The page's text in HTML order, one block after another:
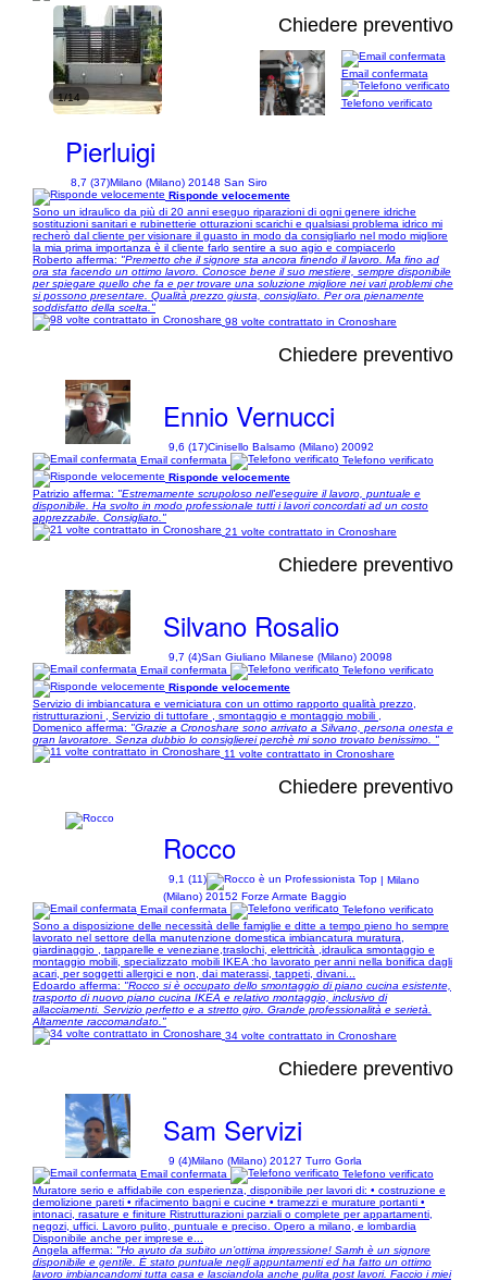
1/14
Chiedere preventivo
Pierluigi
8,7 (37)Milano (Milano) 20148 San Siro
Email confermata
Telefono verificato
Risponde velocemente
Sono un idraulico da più di 20 anni eseguo riparazioni di ogni genere idriche
sostituzioni sanitari e rubinetterie otturazioni scarichi e qualsiasi problema idrico mi
recherò dal cliente per visionare il guasto in modo da consigliarlo nel modo migliore
la mia prima importanza è il cliente farlo sentire a suo agio e compiacerlo
Roberto afferma: "Premetto che il signore sta ancora finendo il lavoro. Ma fino ad
ora sta facendo un ottimo lavoro. Conosce bene il suo mestiere, sempre disponibile
per spiegare quello che fa e per trovare una soluzione migliore nei vari problemi che
si possono presentare. Qualità prezzo giusta, consigliato. Per ora pienamente
soddisfatto della scelta."
98 volte contrattato in Cronoshare
Chiedere preventivo
Ennio Vernucci
9,6 (17)Cinisello Balsamo (Milano) 20092
Email confermata
Telefono verificato
Risponde velocemente
Patrizio afferma: "Estremamente scrupoloso nell'eseguire il lavoro, puntuale e
disponibile. Ha svolto in modo professionale tutti i lavori concordati ad un costo
apprezzabile. Consigliato."
21 volte contrattato in Cronoshare
Chiedere preventivo
Silvano Rosalio
9,7 (4)San Giuliano Milanese (Milano) 20098
Email confermata
Telefono verificato
Risponde velocemente
Servizio di imbiancatura e verniciatura con un ottimo rapporto qualità prezzo,
ristrutturazioni , Servizio di tuttofare , smontaggio e montaggio mobili ,
Domenico afferma: "Grazie a Cronoshare sono arrivato a Silvano, persona onesta e
gran lavoratore. Senza dubbio lo consiglierei perchè mi sono trovato benissimo. "
11 volte contrattato in Cronoshare
Chiedere preventivo
Rocco
9,1 (11)
| Milano
(Milano) 20152 Forze Armate Baggio
Email confermata
Telefono verificato
Sono a disposizione delle necessità delle famiglie e ditte a tempo pieno ho sempre
lavorato nel settore della manutenzione domestica imbiancatura muratura,
giardinaggio , tapparelle e veneziane,traslochi, elettricità ,idraulica smontaggio e
montaggio mobili, specializzato mobili IKEA :ho lavorato per anni nella bonifica dagli
acari, per soggetti allergici e non, dai materassi, tappeti, divani...
Edoardo afferma: "Rocco si è occupato dello smontaggio di piano cucina esistente,
trasporto di nuovo piano cucina IKEA e relativo montaggio, inclusivo di
allacciamenti. Servizio perfetto e a stretto giro. Grande professionalità e serietà.
Altamente raccomandato."
34 volte contrattato in Cronoshare
Chiedere preventivo
Sam Servizi
9 (4)Milano (Milano) 20127 Turro Gorla
Email confermata
Telefono verificato
Muratore serio e affidabile con esperienza, disponibile per lavori di: • costruzione e
demolizione pareti • rifacimento bagni e cucine • tramezzi e murature portanti •
intonaci, rasature e finiture Ristrutturazioni parziali o complete per appartamenti,
negozi, uffici. Lavoro pulito, puntuale e preciso. Opero a milano, e lombardia
Disponibile anche per imprese e...
Angela afferma: "Ho avuto da subito un’ottima impressione! Samh è un signore
disponibile e gentile. È stato puntuale negli appuntamenti ed ha fatto un ottimo
lavoro imbiancandomi tutta casa e lasciandola anche pulita post lavori. Faccio i miei